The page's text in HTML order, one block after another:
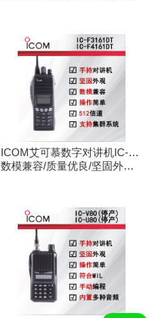
ICOM艾可慕数字对讲机IC-
F3161D IC-F4161D
数模兼容/质量优良/坚固外观/